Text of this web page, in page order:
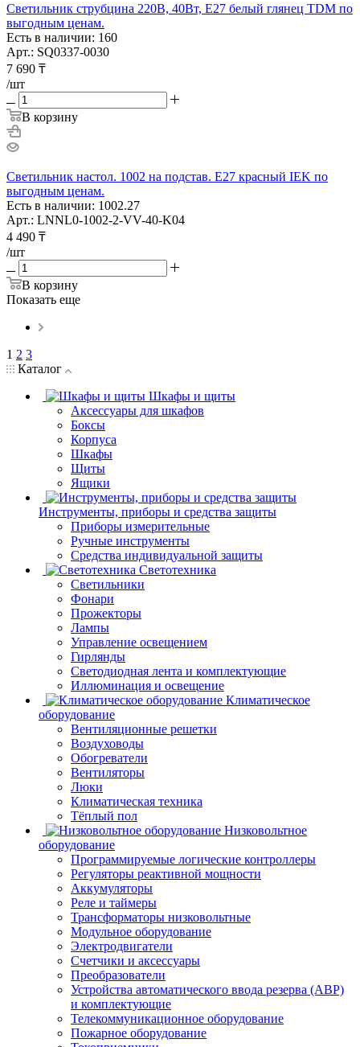
Светильник струбцина 220В, 40Вт, E27 белый глянец TDM по
выгодным ценам.
Есть в наличии: 160
Арт.: SQ0337-0030
7 690 ₸
/шт
В корзину
Светильник настол. 1002 на подстав. Е27 красный IEK по
выгодным ценам.
Есть в наличии: 1002.27
Арт.: LNNL0-1002-2-VV-40-K04
4 490 ₸
/шт
В корзину
Показать еще
1 2 3
Каталог
Шкафы и щиты
Аксессуары для шкафов
Боксы
Корпуса
Шкафы
Щиты
Ящики
Инструменты, приборы и средства защиты
Приборы измерительные
Ручные инструменты
Средства индивидуальной защиты
Светотехника
Светильники
Фонари
Прожекторы
Лампы
Управление освещением
Гирлянды
Светодиодная лента и комплектующие
Иллюминация и освещение
Климатическое
оборудование
Вентиляционные решетки
Воздуховоды
Обогреватели
Вентиляторы
Люки
Климатическая техника
Тёплый пол
Низковольтное
оборудование
Программируемые логические контроллеры
Регуляторы реактивной мощности
Аккумуляторы
Реле и таймеры
Трансформаторы низковольтные
Модульное оборудование
Электродвигатели
Счетчики и аксессуары
Преобразователи
Устройства автоматического ввода резерва (АВР)
и комплектующие
Телекоммуникационное оборудование
Пожарное оборудование